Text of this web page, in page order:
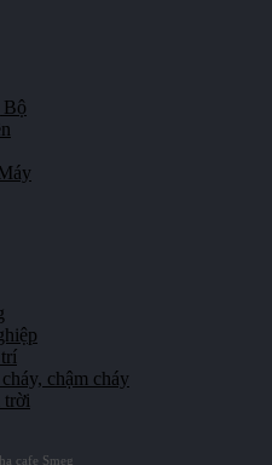
Bộ
chậm cháy
trời
cafe Smeg